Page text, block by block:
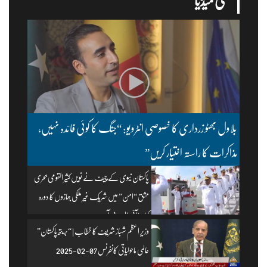
بلاول بھٹو زرداری کا خصوصی انٹرویو: “جنگ کا کوئی فائدہ نہیں،
مذاکرات کا راستہ اختیار کریں”
پاکستان نیوی کے چیف نے نویں کثیر القومی بحری
مشق “امن” میں شریک غیر ملکی جہازوں کا دورہ
کیا۔ | آئی ایس پی آر
وزیرِ اعظم شہباز شریف کا خطاب | “بریتھ پاکستان”
عالمی ماحولیاتی کانفرنس 07-02-2025